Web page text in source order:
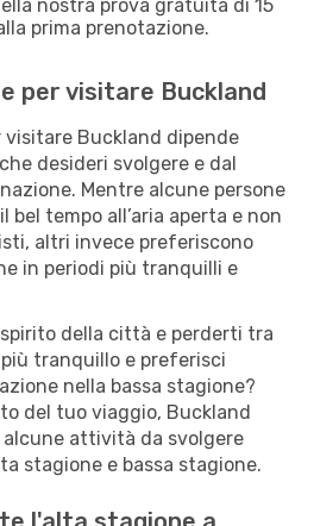
nostra prova gratuita di 15
prima prenotazione.
per visitare Buckland
visitare Buckland dipende
desideri svolgere e dal
Mentre alcune persone
bel tempo all’aria aperta e non
altri invece preferiscono
in periodi più tranquilli e
della città e perderti tra
tranquillo e preferisci
nella bassa stagione?
del tuo viaggio, Buckland
attività da svolgere
stagione e bassa stagione.